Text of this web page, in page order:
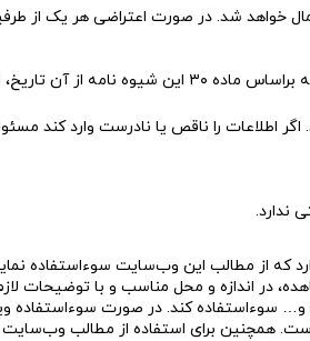
خواهد شد. در صورت اعتراضی هر یک از
را ناقص یا نادرست وارد کند
ندارد.
که از مطالب این وب‌سایت سوءاستفاده
در اندازه و محل مناسب و با توضیحات
سوءاستفاده کند. در صورت سوءاستفاده
همچنین برای استفاده از مطالب